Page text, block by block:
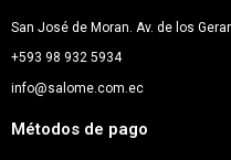
San José de Moran. Av. de los
+593 98 932 5934
info@salome.com.ec
Métodos de pago